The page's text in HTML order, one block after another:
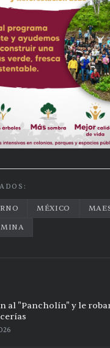
MÉXICO
al "Pancholín" y le